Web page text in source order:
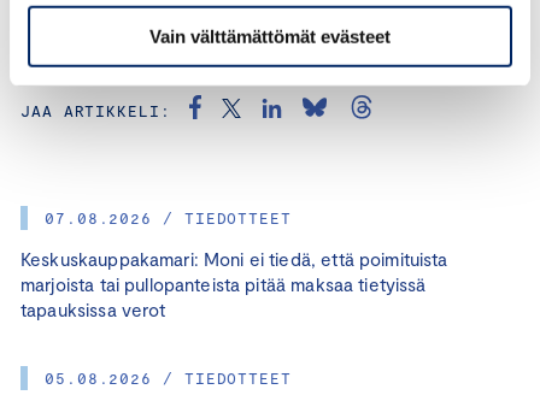
Vain välttämättömät evästeet
07.08.2026 / TIEDOTTEET
Keskuskauppakamari: Moni ei tiedä, että poimituista
marjoista tai pullopanteista pitää maksaa tietyissä
tapauksissa verot
05.08.2026 / TIEDOTTEET
KATEGORIAT: TYÖLLISYYS, TALOUS, MUUT
JAA ARTIKKELI: